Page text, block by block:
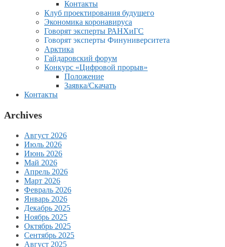
Контакты
Клуб проектирования будущего
Экономика коронавируса
Говорят эксперты РАНХиГС
Говорят эксперты Финуниверситета
Арктика
Гайдаровский форум
Конкурс «Цифровой прорыв»
Положение
Заявка/Скачать
Контакты
Archives
Август 2026
Июль 2026
Июнь 2026
Май 2026
Апрель 2026
Март 2026
Февраль 2026
Январь 2026
Декабрь 2025
Ноябрь 2025
Октябрь 2025
Сентябрь 2025
Август 2025